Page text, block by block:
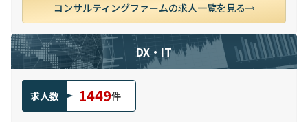
コンサルティングファームの求人一覧を見る
DX・IT
求人数 1449件